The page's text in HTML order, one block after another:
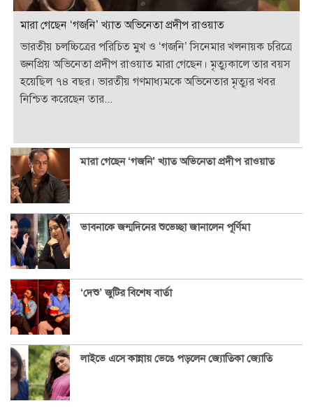
মারা গেছেন ‘গজনি’ খ্যাত অভিনেতা প্রদীপ রাওয়াত
ভারতীয় চলচ্চিত্রের পরিচিত মুখ ও ‘গজনি’ সিনেমার খলনায়ক চরিত্রে
জনপ্রিয় অভিনেতা প্রদীপ রাওয়াত মারা গেছেন। মৃত্যুকালে তার বয়স
হয়েছিল ৭৪ বছর। ভারতীয় গণমাধ্যমকে অভিনেতার মৃত্যুর খবর
নিশ্চিত করেছেন তার...
মারা গেছেন ‘গজনি’ খ্যাত অভিনেতা প্রদীপ রাওয়াত
ভাবনাকে জন্মদিনের শুভেচ্ছা জানালেন পূর্ণিমা
‘দেশু’ জুটির বিশেষ বার্তা
লাইভে এসে কান্নায় ভেঙে পড়লেন জ্যোতিকা জ্যোতি